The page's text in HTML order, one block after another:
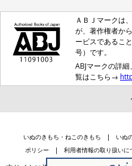
ＡＢＪマークは
が、著作権者か
ービスであるこ
号）です。
ABJマークの詳
覧はこちら→
いぬのきもち・ねこのきもち いぬ
ポリシー
利用者情報の取り扱いに